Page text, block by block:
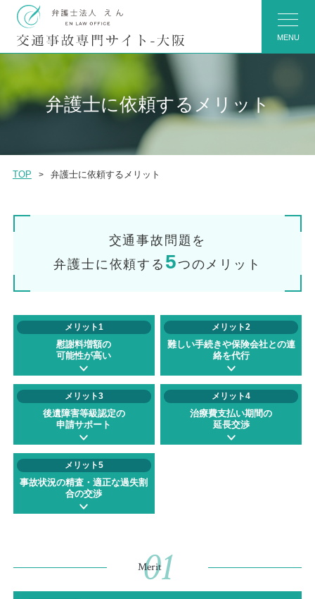
MENU
弁護士に依頼するメリット
TOP 弁護士に依頼するメリット
交通事故問題を
弁護士に依頼する 5つのメリット
メリット1
慰謝料増額の
可能性が高い
メリット2
難しい手続きや保険会社との連
絡を代行
メリット3
後遺障害等級認定の
申請サポート
メリット4
治療費支払い期間の
延長交渉
メリット5
事故状況の精査・適正な過失割
合の交渉
Merit
01